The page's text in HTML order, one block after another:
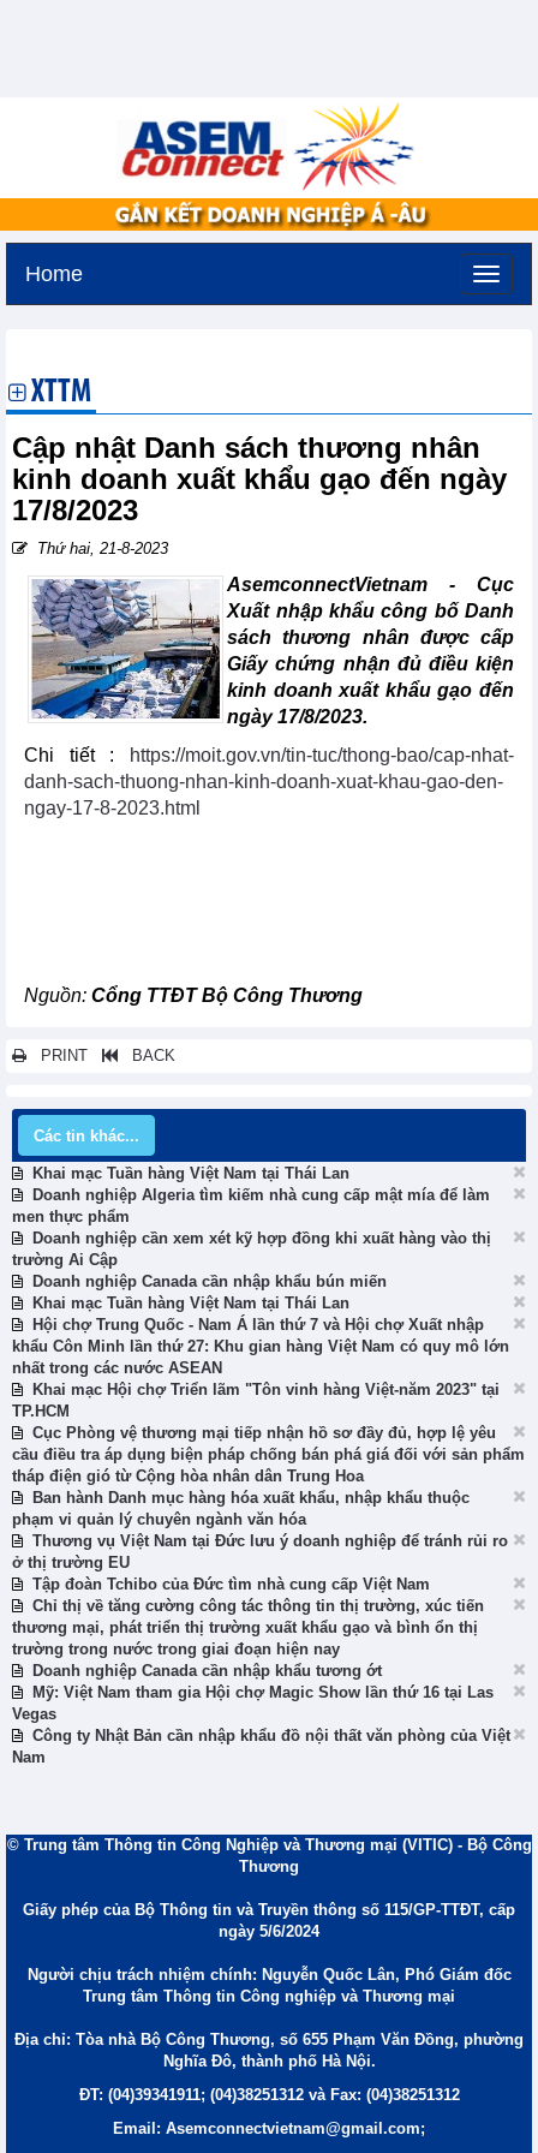
Home
XTTM
Cập nhật Danh sách thương nhân
kinh doanh xuất khẩu gạo đến ngày
17/8/2023
Thứ hai, 21-8-2023
AsemconnectVietnam - Cục
Xuất nhập khẩu công bố Danh
sách thương nhân được cấp
Giấy chứng nhận đủ điều kiện
kinh doanh xuất khẩu gạo đến
ngày 17/8/2023.
Chi tiết :
https://moit.gov.vn/tin-tuc/thong-bao/cap-nhat-
danh-sach-thuong-nhan-kinh-doanh-xuat-khau-gao-den-
ngay-17-8-2023.html
Nguồn: Cổng TTĐT Bộ Công Thương
PRINT BACK
Các tin khác...
Khai mạc Tuần hàng Việt Nam tại Thái Lan
Doanh nghiệp Algeria tìm kiếm nhà cung cấp mật mía để làm
men thực phẩm
Doanh nghiệp cần xem xét kỹ hợp đồng khi xuất hàng vào thị
trường Ai Cập
Doanh nghiệp Canada cần nhập khẩu bún miến
Khai mạc Tuần hàng Việt Nam tại Thái Lan
Hội chợ Trung Quốc - Nam Á lần thứ 7 và Hội chợ Xuất nhập
khẩu Côn Minh lần thứ 27: Khu gian hàng Việt Nam có quy mô lớn
nhất trong các nước ASEAN
Khai mạc Hội chợ Triển lãm "Tôn vinh hàng Việt-năm 2023" tại
TP.HCM
Cục Phòng vệ thương mại tiếp nhận hồ sơ đầy đủ, hợp lệ yêu
cầu điều tra áp dụng biện pháp chống bán phá giá đối với sản phẩm
tháp điện gió từ Cộng hòa nhân dân Trung Hoa
Ban hành Danh mục hàng hóa xuất khẩu, nhập khẩu thuộc
phạm vi quản lý chuyên ngành văn hóa
Thương vụ Việt Nam tại Đức lưu ý doanh nghiệp để tránh rủi ro
ở thị trường EU
Tập đoàn Tchibo của Đức tìm nhà cung cấp Việt Nam
Chỉ thị về tăng cường công tác thông tin thị trường, xúc tiến
thương mại, phát triển thị trường xuất khẩu gạo và bình ổn thị
trường trong nước trong giai đoạn hiện nay
Doanh nghiệp Canada cần nhập khẩu tương ớt
Mỹ: Việt Nam tham gia Hội chợ Magic Show lần thứ 16 tại Las
Vegas
Công ty Nhật Bản cần nhập khẩu đồ nội thất văn phòng của Việt
Nam
© Trung tâm Thông tin Công Nghiệp và Thương mại (VITIC) - Bộ Công
Thương
Giấy phép của Bộ Thông tin và Truyền thông số 115/GP-TTĐT, cấp
ngày 5/6/2024
Người chịu trách nhiệm chính: Nguyễn Quốc Lân, Phó Giám đốc
Trung tâm Thông tin Công nghiệp và Thương mại
Địa chỉ: Tòa nhà Bộ Công Thương, số 655 Phạm Văn Đồng, phường
Nghĩa Đô, thành phố Hà Nội.
ĐT: (04)39341911; (04)38251312 và Fax: (04)38251312
Email: Asemconnectvietnam@gmail.com;